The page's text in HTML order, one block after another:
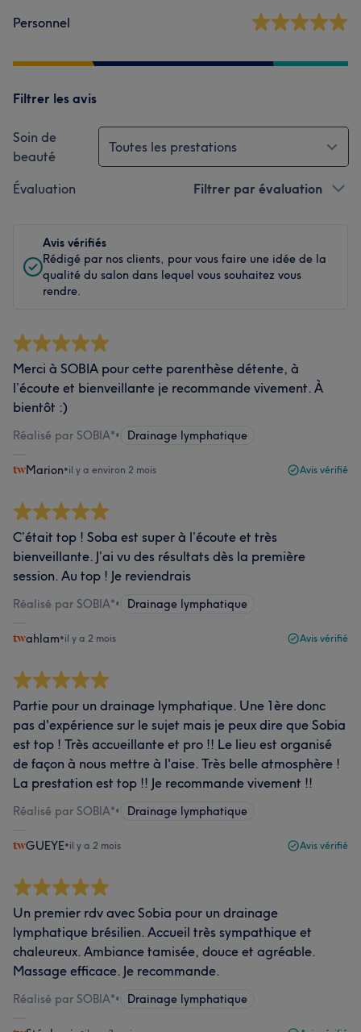
Personnel
Filtrer les avis
Soin de
beauté
Toutes les prestations
Évaluation Filtrer par évaluation
Avis vérifiés
Rédigé par nos clients, pour vous faire une idée de la
qualité du salon dans lequel vous souhaitez vous
rendre.
Merci à SOBIA pour cette parenthèse détente, à
l’écoute et bienveillante je recommande vivement. À
bientôt :)
Réalisé par SOBIA*• Drainage lymphatique
Marion•il y a environ 2 mois Avis vérifié
C’était top ! Soba est super à l’écoute et très
bienveillante. J’ai vu des résultats dès la première
session. Au top ! Je reviendrais
Réalisé par SOBIA*• Drainage lymphatique
ahlam•il y a 2 mois Avis vérifié
Partie pour un drainage lymphatique. Une 1ère donc
pas d'expérience sur le sujet mais je peux dire que Sobia
est top ! Très accueillante et pro !! Le lieu est organisé
de façon à nous mettre à l'aise. Très belle atmosphère !
La prestation est top !! Je recommande vivement !!
Réalisé par SOBIA*• Drainage lymphatique
GUEYE•il y a 2 mois Avis vérifié
Un premier rdv avec Sobia pour un drainage
lymphatique brésilien. Accueil très sympathique et
chaleureux. Ambiance tamisée, douce et agréable.
Massage efficace. Je recommande.
Réalisé par SOBIA*• Drainage lymphatique